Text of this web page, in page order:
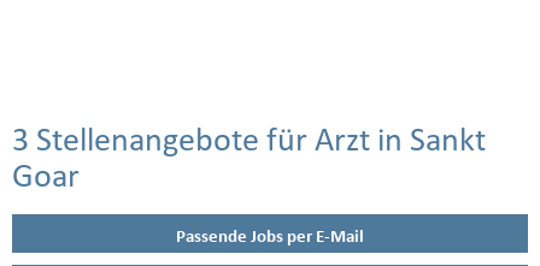
3 Stellenangebote für Arzt in Sankt
Goar
Passende Jobs per E-Mail